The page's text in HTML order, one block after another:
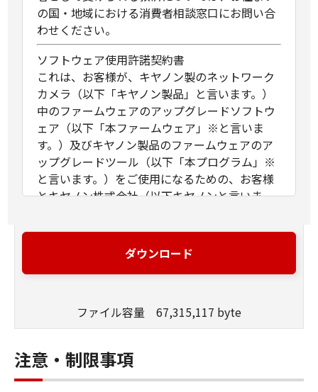
の国・地域における消費者相談窓口にお問い合
わせください。
ソフトウェア使用許諾契約書
これは、お客様が、キヤノン製のネットワーク
カメラ（以下「キヤノン製品」と言います。）
中のファームウェアのアップグレードソフトウ
ェア（以下「本ファームウェア」※と言いま
す。）及びキヤノン製品のファームウェアのア
ップグレードツール（以下「本プログラム」※
と言います。）をご使用になるための、お客様
とキヤノン株式会社（以下キヤノンと言いま
ァームウェア」及び「本プログラム」をダウン
ロードした後、インストールまたはご使用の際
に表示される『同意する』のボタンをクリック
「本ファームウェア」及び「本プログラム」を
使用することはできません。
※以下のライセンスに基づいて許諾されるソフ
トウェア・モジュールは、本契約に定める「本
ファームウェア」および「本プログラム」には
ダウンロード
ファイル容量 67,315,117 byte
注意・制限事項